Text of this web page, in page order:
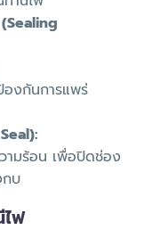
งกันการแพร่
ามร้อน เพื่อปิดช่อง
กบ
ฟ